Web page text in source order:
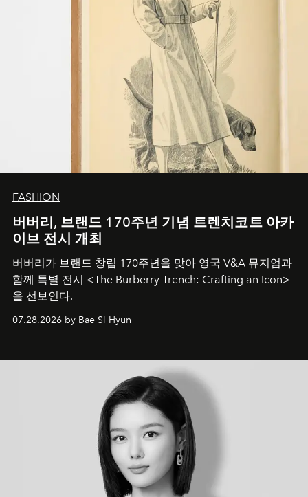
FASHION
버버리, 브랜드 170주년 기념 트렌치코트 아카
이브 전시 개최
버버리가 브랜드 창립 170주년을 맞아 영국 V&A 뮤지엄과
함께 특별 전시 <The Burberry Trench: Crafting an Icon>
을 선보인다.
07.28.2026 by Bae Si Hyun